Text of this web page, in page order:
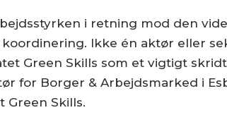
i retning mod den
Ikke én aktør eller
Green Skills som et vigtigt
for Borger & Arbejdsmarked i
Skills.